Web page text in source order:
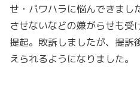
せ・パワハラに悩んできまし
させないなどの嫌がらせも受
提起。敗訴しましたが、提訴
えられるようになりました。